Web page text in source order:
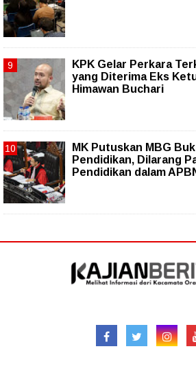
KPK Gelar Perkara
yang Diterima Eks
Himawan Buchari
MK Putuskan MBG
Pendidikan, Dilarang
Pendidikan dalam